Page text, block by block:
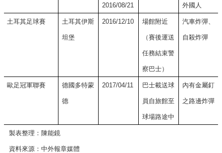
2016/08/21 外國人
土耳其足球賽 土耳其伊斯
坦堡
2016/12/10 場館附近
（賽後運送
任務結束警
察巴士）
汽車炸彈、
自殺炸彈
歐足冠軍聯賽 德國多特蒙
德
2017/04/11 巴士載送球
員自旅館至
球場路途中
內有金屬釘
之路邊炸彈
製表整理：陳能鏡
資料來源：中外報章媒體